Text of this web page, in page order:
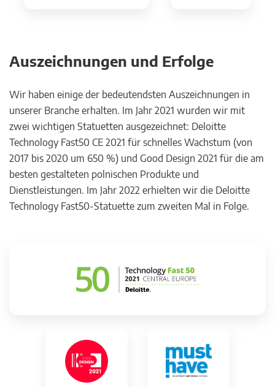
Auszeichnungen und Erfolge
Wir haben einige der bedeutendsten Auszeichnungen in
unserer Branche erhalten. Im Jahr 2021 wurden wir mit
zwei wichtigen Statuetten ausgezeichnet: Deloitte
Technology Fast50 CE 2021 für schnelles Wachstum (von
2017 bis 2020 um 650 %) und Good Design 2021 für die am
besten gestalteten polnischen Produkte und
Dienstleistungen. Im Jahr 2022 erhielten wir die Deloitte
Technology Fast50-Statuette zum zweiten Mal in Folge.